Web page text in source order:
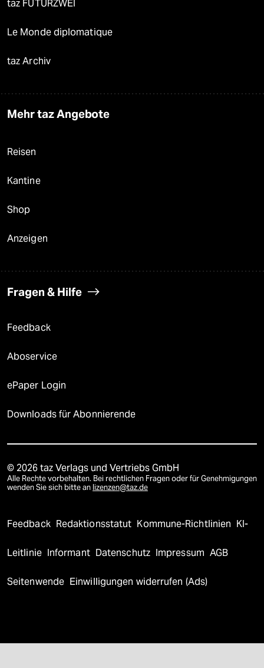
taz FUTURZWEI
Le Monde diplomatique
taz Archiv
Mehr taz Angebote
Reisen
Kantine
Shop
Anzeigen
Fragen & Hilfe
Feedback
Aboservice
ePaper Login
Downloads für Abonnierende
© 2026 taz Verlags und Vertriebs GmbH
Alle Rechte vorbehalten. Bei rechtlichen Fragen oder für Genehmigungen
wenden Sie sich bitte an lizenzen@taz.de
Feedback Redaktionsstatut Kommune-Richtlinien KI-
Leitlinie Informant Datenschutz Impressum AGB
Seitenwende Einwilligungen widerrufen (Ads)